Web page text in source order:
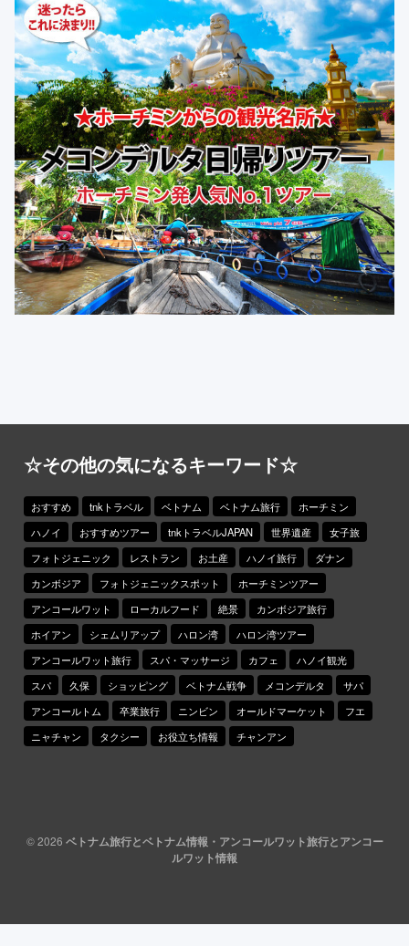
☆その他の気になるキーワード☆
おすすめ tnkトラベル ベトナム ベトナム旅行
ホーチミン
ハノイ
おすすめツアー tnkトラベルJAPAN 世界遺産
女子旅
フォトジェニック
レストラン お土産 ハノイ旅行
ダナン
カンボジア
フォトジェニックスポット
ホーチミンツアー
アンコールワット
ローカルフード 絶景
カンボジア旅行
ホイアン
シェムリアップ ハロン湾
ハロン湾ツアー
アンコールワット旅行
スパ・マッサージ カフェ
ハノイ観光
スパ
久保 ショッピング ベトナム戦争 メコンデルタ
サパ
アンコールトム
卒業旅行 ニンビン オールドマーケット
フエ
ニャチャン
タクシー お役立ち情報 チャンアン
© 2026 ベトナム旅行とベトナム情報・アンコールワット旅行とアンコー
ルワット情報